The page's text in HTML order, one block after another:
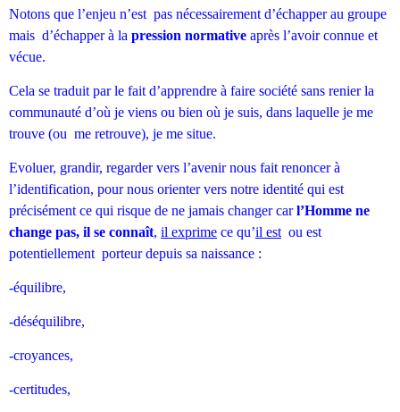
Notons que l’enjeu n’est pas nécessairement d’échapper au groupe
mais d’échapper à la pression normative après l’avoir connue et
vécue.
Cela se traduit par le fait d’apprendre à faire société sans renier la
communauté d’où je viens ou bien où je suis, dans laquelle je me
trouve (ou me retrouve), je me situe.
Evoluer, grandir, regarder vers l’avenir nous fait renoncer à
l’identification, pour nous orienter vers notre identité qui est
précisément ce qui risque de ne jamais changer carl’Homme ne
change pas, il se connaît, il exprime ce qu’il est ou est
potentiellement porteur depuis sa naissance :
-équilibre,
-déséquilibre,
-croyances,
-certitudes,